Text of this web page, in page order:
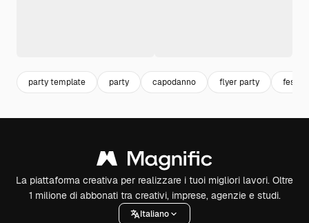
party template party capodanno flyer party
La piattaforma creativa per realizzare i tuoi migliori lavori. Oltre
1 milione di abbonati tra creativi, imprese, agenzie e studi.
Italiano